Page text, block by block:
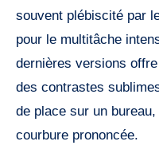
souvent plébiscité par
pour le multitâche
dernières versions
des contrastes
de place sur un
courbure prononcée.